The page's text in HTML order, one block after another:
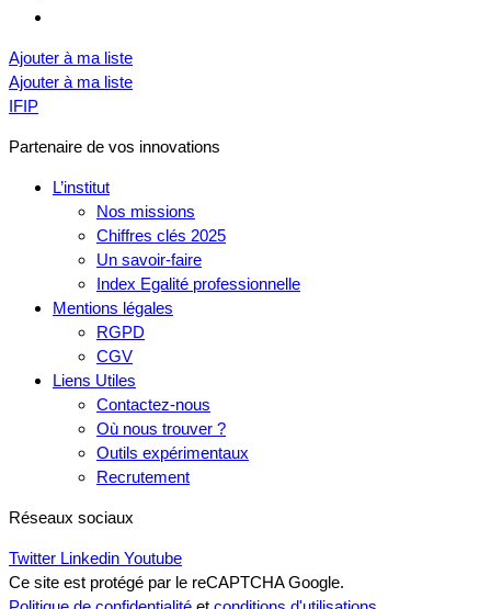
Ajouter à ma liste
Ajouter à ma liste
IFIP
Partenaire de vos innovations
L’institut
Nos missions
Chiffres clés 2025
Un savoir-faire
Index Egalité professionnelle
Mentions légales
RGPD
CGV
Liens Utiles
Contactez-nous
Où nous trouver ?
Outils expérimentaux
Recrutement
Réseaux sociaux
Twitter Linkedin Youtube
Ce site est protégé par le reCAPTCHA Google.